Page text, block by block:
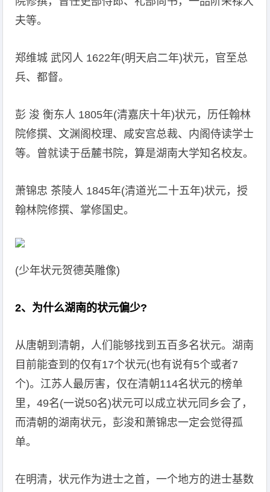
夫等。
郑维城 武冈人 1622年(明天启二年)状元，官至总
兵、都督。
彭 浚 衡东人 1805年(清嘉庆十年)状元，历任翰林
院修撰、文渊阁校理、咸安宫总裁、内阁侍读学士
等。曾就读于岳麓书院，算是湖南大学知名校友。
萧锦忠 茶陵人 1845年(清道光二十五年)状元，授
翰林院修撰、掌修国史。
(少年状元贺德英雕像)
2、为什么湖南的状元偏少?
从唐朝到清朝，人们能够找到五百多名状元。湖南
目前能查到的仅有17个状元(也有说有5个或者7
个)。江苏人最厉害，仅在清朝114名状元的榜单
里，49名(一说50名)状元可以成立状元同乡会了，
而清朝的湖南状元，彭浚和萧锦忠一定会觉得孤
单。
在明清，状元作为进士之首，一个地方的进士基数